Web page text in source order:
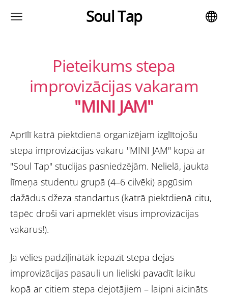
Soul Tap
Pieteikums stepa
improvizācijas vakaram
"MINI JAM"
Aprīlī katrā piektdienā organizējam izglītojošu
stepa improvizācijas vakaru "MINI JAM" kopā ar
"Soul Tap" studijas pasniedzējām. Nelielā, jaukta
līmeņa studentu grupā (4–6 cilvēki) apgūsim
dažādus džeza standartus (katrā piektdienā citu,
tāpēc droši vari apmeklēt visus improvizācijas
vakarus!).
Ja vēlies padziļinātāk iepazīt stepa dejas
improvizācijas pasauli un lieliski pavadīt laiku
kopā ar citiem stepa dejotājiem – laipni aicināts